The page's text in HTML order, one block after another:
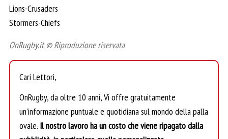
Lions-Crusaders
Stormers-Chiefs
OnRugby.it © Riproduzione riservata
Cari Lettori,
OnRugby, da oltre 10 anni, Vi offre gratuitamente
un’informazione puntuale e quotidiana sul mondo della palla
ovale. Il nostro lavoro ha un costo che viene ripagato dalla